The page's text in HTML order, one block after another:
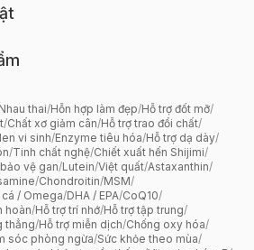
Nhau thai/Hỗn hợp làm đẹp/Hỗ trợ đốt mỡ/
/Chất xơ giảm cân/Hỗ trợ trao đổi chất/
vi sinh/Enzyme tiêu hóa/Hỗ trợ dạ dày/
/Tinh chất nghệ/Chiết xuất hến Shijimi/
vệ gan/Lutein/Việt quất/Astaxanthin/
/Chondroitin/MSM/
cá / Omega/DHA / EPA/CoQ10/
hoàn/Hỗ trợ trí nhớ/Hỗ trợ tập trung/
thẳng/Hỗ trợ miễn dịch/Chống oxy hóa/
sóc phòng ngừa/Sức khỏe theo mùa/